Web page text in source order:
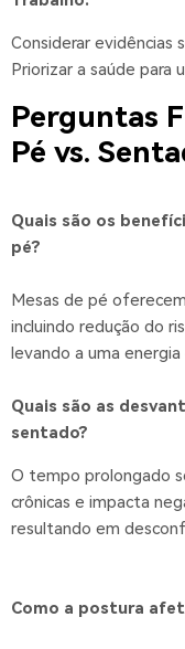
Considerar evidências
Priorizar a saúde para
Perguntas
Pé vs.
Quais são os
pé?
Mesas de pé
incluindo redução do
levando a uma
Quais são as
sentado?
O tempo prolongado
crônicas e impacta
resultando em
Como a postura